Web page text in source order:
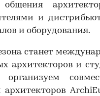
и
и оборудования.
станет
архитекторов и